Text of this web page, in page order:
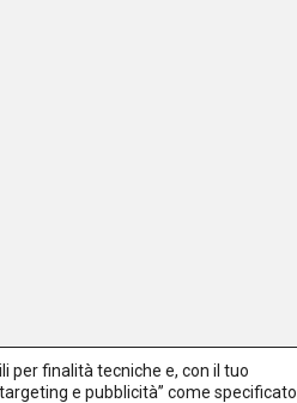
per finalità tecniche e, con il tuo
e pubblicità” come specificato